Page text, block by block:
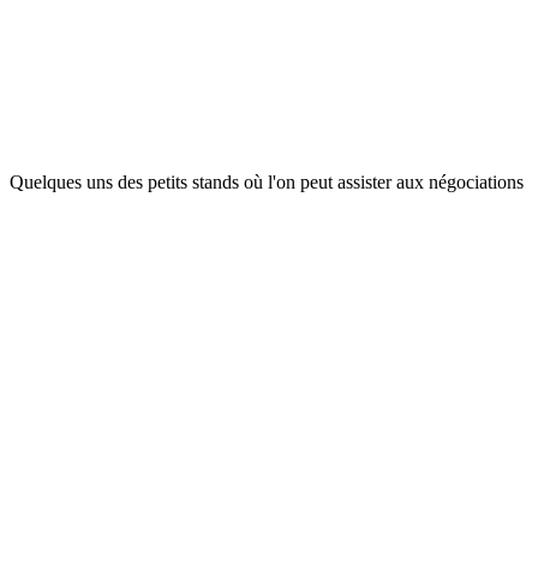
Quelques uns des petits stands où l'on peut assister aux négociations